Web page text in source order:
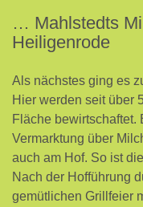
… Mahlstedts
Heiligenrode
Als nächstes ging es
Hier werden seit über
Fläche bewirtschaftet.
Vermarktung über
auch am Hof. So ist
Nach der Hofführung
gemütlichen Grillfeier